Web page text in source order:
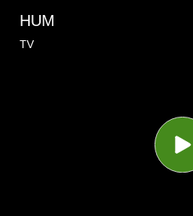
HUM
TV